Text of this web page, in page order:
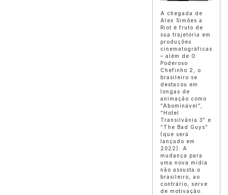
A chegada de
Alex Simões a
Riot é fruto de
sua trajetória em
produções
cinematográficas
– além de O
Poderoso
Chefinho 2, o
brasileiro se
destacou em
longas de
animação como
“Abominável”,
“Hotel
Transilvânia 3” e
“The Bad Guys”
(que será
lançado em
2022). A
mudança para
uma nova mídia
não assusta o
brasileiro, ao
contrário, serve
de motivação.